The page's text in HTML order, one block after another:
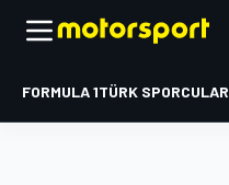
FORMULA 1TÜRK SPORCULAR